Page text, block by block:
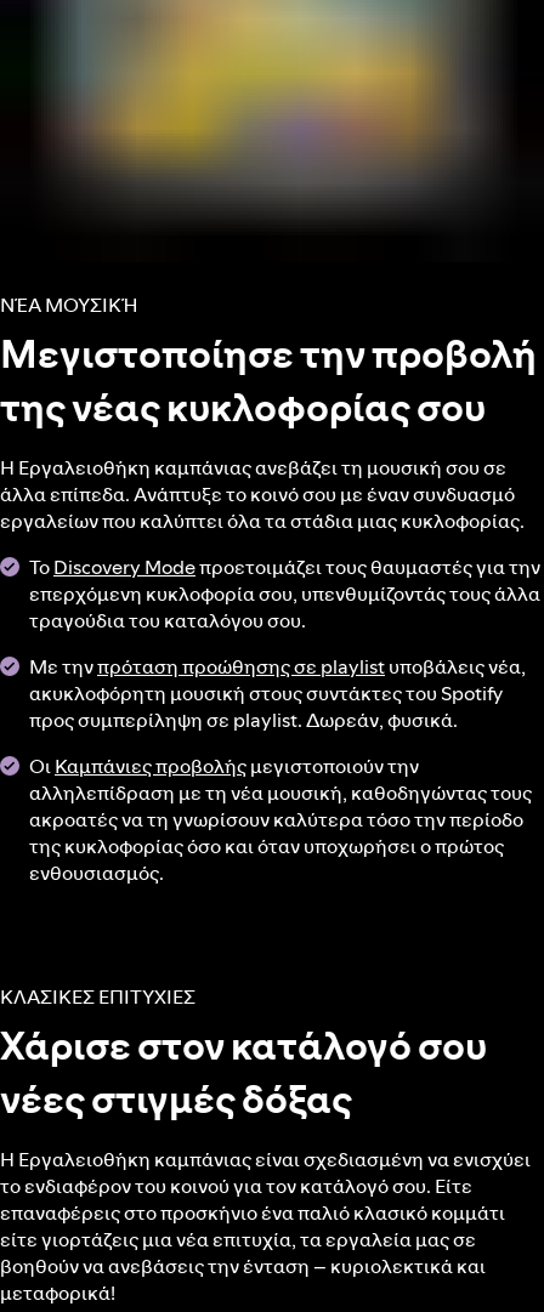
ΝΈΑ ΜΟΥΣΙΚΉ
Μεγιστοποίησε την προβολή
της νέας κυκλοφορίας σου
Η Εργαλειοθήκη καμπάνιας ανεβάζει τη μουσική σου σε
άλλα επίπεδα. Ανάπτυξε το κοινό σου με έναν συνδυασμό
εργαλείων που καλύπτει όλα τα στάδια μιας κυκλοφορίας.
ΤοDiscovery Modeπροετοιμάζει τους θαυμαστές για την
επερχόμενη κυκλοφορία σου, υπενθυμίζοντάς τους άλλα
τραγούδια του καταλόγου σου.
Με τηνπρόταση προώθησης σε playlistυποβάλεις νέα,
ακυκλοφόρητη μουσική στους συντάκτες του Spotify
προς συμπερίληψη σε playlist. Δωρεάν, φυσικά.
ΟιΚαμπάνιες προβολήςμεγιστοποιούν την
αλληλεπίδραση με τη νέα μουσική, καθοδηγώντας τους
ακροατές να τη γνωρίσουν καλύτερα τόσο την περίοδο
της κυκλοφορίας όσο και όταν υποχωρήσει ο πρώτος
ενθουσιασμός.
ΚΛΑΣΙΚΕΣ ΕΠΙΤΥΧΙΕΣ
Χάρισε στον κατάλογό σου
νέες στιγμές δόξας
Η Εργαλειοθήκη καμπάνιας είναι σχεδιασμένη να ενισχύει
το ενδιαφέρον του κοινού για τον κατάλογό σου. Είτε
επαναφέρεις στο προσκήνιο ένα παλιό κλασικό κομμάτι
είτε γιορτάζεις μια νέα επιτυχία, τα εργαλεία μας σε
βοηθούν να ανεβάσεις την ένταση – κυριολεκτικά και
μεταφορικά!